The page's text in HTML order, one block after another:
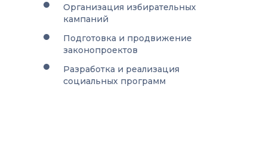
Разработка и реализация
социальных программ
Подготовка и продвижение
законопроектов
Организация избирательных
кампаний